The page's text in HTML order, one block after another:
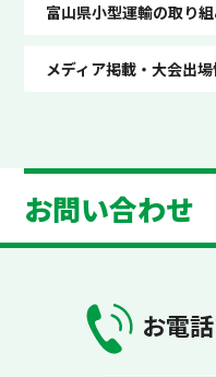
富山県小型運輸の取り
メディア掲載・大会出
お問い合わせ
お電